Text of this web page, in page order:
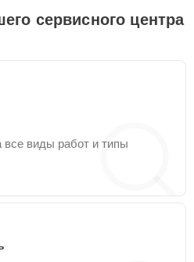
сервисного центра
виды работ и типы